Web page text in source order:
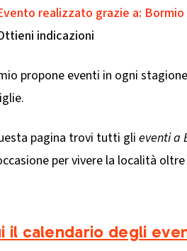
realizzato grazie a:
indicazioni
propone eventi in ogni
pagina trovi tutti glieventi a
per vivere la località
il calendario degli